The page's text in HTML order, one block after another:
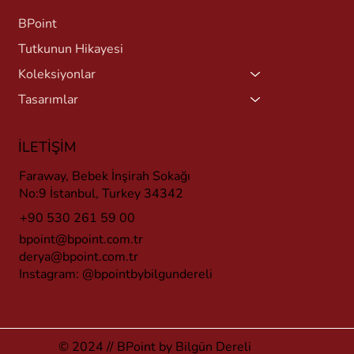
BPoint
Tutkunun Hikayesi
Koleksiyonlar
Tasarımlar
İLETİŞİM
Faraway, Bebek İnşirah Sokağı
No:9 İstanbul, Turkey 34342
+90 530 261 59 00
bpoint@bpoint.com.tr
derya@bpoint.com.tr
Instagram: @bpointbybilgundereli
© 2024 // BPoint by Bilgün Dereli